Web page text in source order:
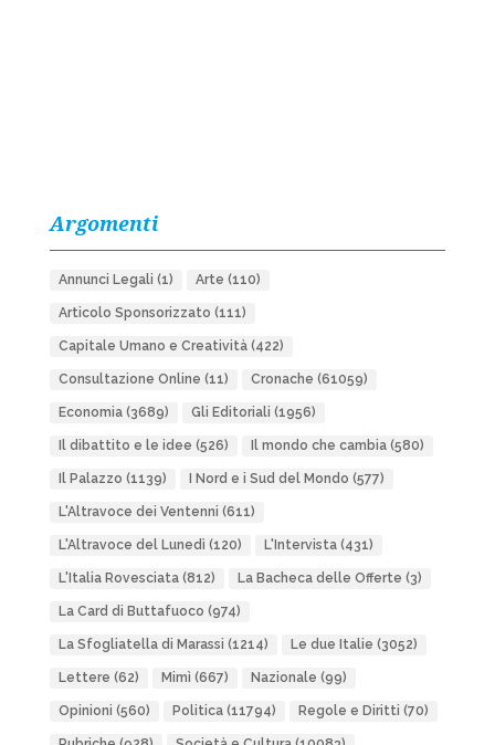
Argomenti
Annunci Legali (1) Arte (110)
Articolo Sponsorizzato (111)
Capitale Umano e Creatività(422)
Consultazione Online (11) Cronache (61059)
Economia(3689) Gli Editoriali (1956)
Il dibattito e le idee (526) Il mondo che cambia(580)
Il Palazzo (1139) I Nord e i Sud del Mondo (577)
L'Altravoce dei Ventenni (611)
L'Altravoce del Lunedì (120) L'Intervista(431)
L'Italia Rovesciata(812) La Bacheca delle Offerte (3)
La Card di Buttafuoco (974)
La Sfogliatella di Marassi (1214) Le due Italie (3052)
Lettere (62) Mimì (667) Nazionale (99)
Opinioni (560) Politica(11794) Regole e Diritti (70)